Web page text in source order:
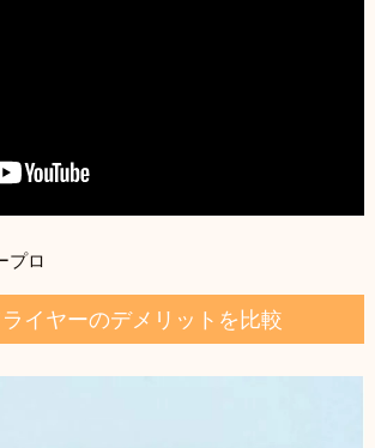
プロ
イヤーのデメリットを比較